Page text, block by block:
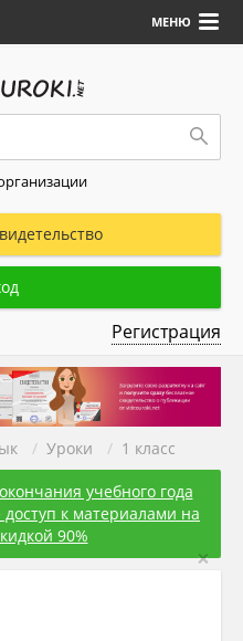
МЕНЮ
Регистрация
/ Уроки / 1 класс
учебного года
к материалами на
90%
×